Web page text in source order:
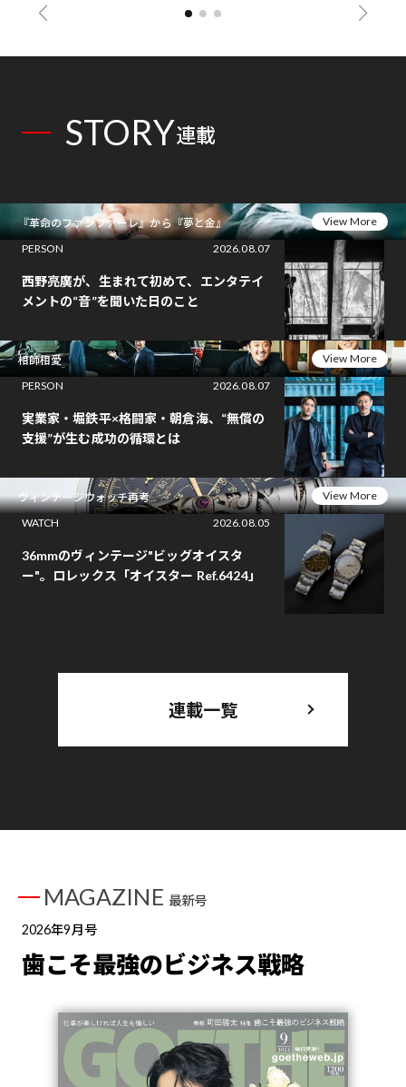
STORY連載
『革命のファンファーレ』から『夢と金』
View More
PERSON
2026.08.07
西野亮廣が、生まれて初めて、エンタテイ
メントの“音”を聞いた日のこと
相師相愛
View More
PERSON
2026.08.07
実業家・堀鉄平×格闘家・朝倉海、“無償の
支援”が生む成功の循環とは
ヴィンテージウォッチ再考
View More
WATCH
2026.08.05
36mmのヴィンテージ"ビッグオイスタ
ー"。ロレックス「オイスター Ref.6424」
連載一覧
MAGAZINE 最新号
2026年9月号
歯こそ最強のビジネス戦略